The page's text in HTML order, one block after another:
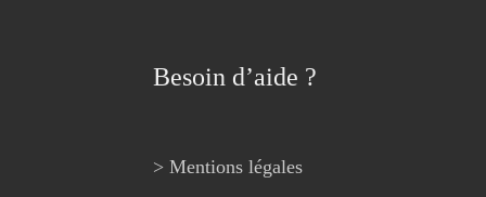
Besoin d’aide ?
> Mentions légales